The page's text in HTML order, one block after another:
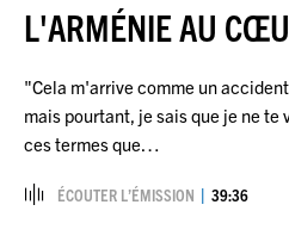
L'ARMÉNIE AU
"Cela m'arrive comme un
mais pourtant, je sais que je ne te
ces termes que…
ÉCOUTER L’ÉMISSION 39:36